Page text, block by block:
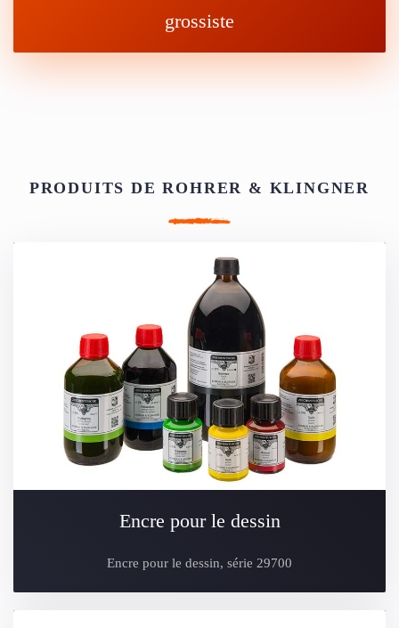
grossiste
PRODUITS DE ROHRER & KLINGNER
Encre pour le dessin
Encre pour le dessin, série 29700